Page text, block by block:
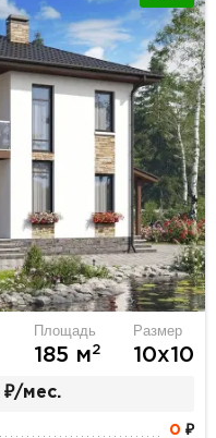
Площадь
185 м2
Размер
10х10
₽/мес.
0 ₽